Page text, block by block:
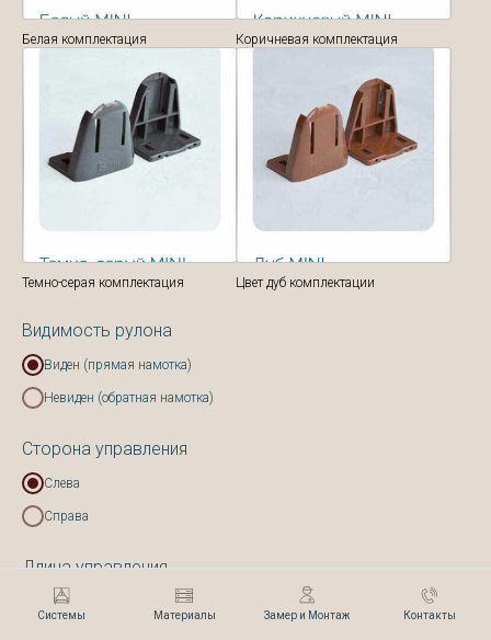
Системы Материалы Замер и Монтаж Контакты
Белая комплектация Коричневая комплектация
Темно-серая комплектация Цвет дуб комплектации
Видимость рулона
Виден (прямая намотка)
Невиден (обратная намотка)
Сторона управления
Слева
Справа
Длина управления
3/4 х высота изделия